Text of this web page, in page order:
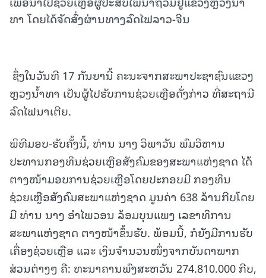
ທາ ໂດຍໄດ້ຈັດສົ່ງຜ່ານທາງລົດໄຟລາວ-ຈີນ
ຊຶ່ງໃນວັນທີ 17 ກັນຍານີ້ ຄະນະຈາກສະພາປະຊາຊົນແຂວງ
ຫຼວງນໍ້າທາ ເປັນຜູ້ໄປຮັບການຊ່ວຍເຫຼືອດັ່ງກ່າວ ທີ່ສະຖານີ
ລົດໄຟນາເຕີຍ.
ພິທີມອບ-ຮັບຄັ້ງນີ້, ທ່ານ ນາງ ວິພາວັນ ພົມວິຫານ
ປະທານກອງທຶນຊ່ວຍເຫຼືອສັງຄົມຂອງສະພາແຫ່ງຊາດ ໄດ້
ຕາງໜ້າມອບການຊ່ວຍເຫຼືອໂດຍປະກອບມີ ກອງທຶນ
ຊ່ວຍເຫຼືອສັງຄົມສະພາແຫ່ງຊາດ ມູນຄ່າ 638 ລ້ານກີບໂດຍ
ມີ ທ່ານ ນາງ ອຳໄພວອນ ລ້ອມບຸນແພງ ເລຂາທິການ
ສະພາແຫ່ງຊາດ ຕາງໜ້າຂຶ້ນຮັບ. ພ້ອມນີ້, ກໍຍັງມີການຮັບ
ເຄື່ອງຊ່ວຍເຫຼືອ ແລະ ເງິນຈໍານວນໜຶ່ງຈາກບັນດາພາກ
ສ່ວນຕ່າງໆ ຄື: ທະນາຄານພົງສະຫວັນ 274.810.000 ກີບ,